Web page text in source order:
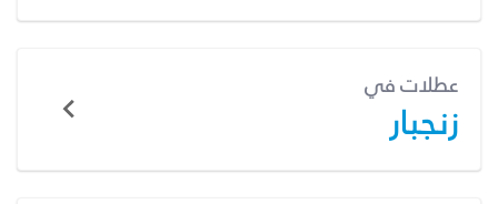
عطلات في
زنجبار